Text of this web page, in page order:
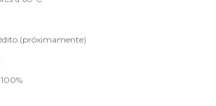
(próximamente)